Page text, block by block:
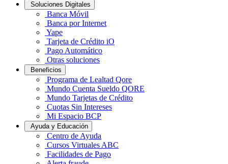
Soluciones Digitales
Banca Móvil
Banca por Internet
Yape
Tarjeta de Crédito iO
Pago Automático
Otras soluciones
Beneficios
Programa de Lealtad Qore
Mundo Cuenta Sueldo QORE
Mundo Tarjetas de Crédito
Cuotas Sin Intereses
Mi Espacio BCP
Ayuda y Educación
Centro de Ayuda
Cursos Virtuales ABC
Facilidades de Pago